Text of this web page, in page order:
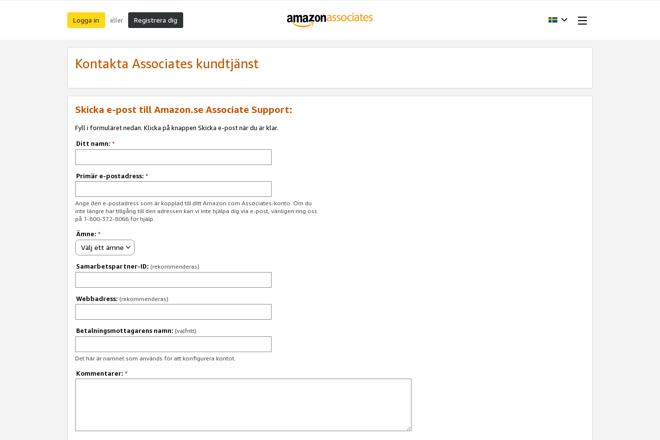
Logga in eller Registrera dig
Kontakta Associates kundtjänst
Skicka e-post till Amazon.se Associate Support:
Fyll i formuläret nedan. Klicka på knappen Skicka e-post när du är klar.
Ditt namn: *
Primär e-postadress: *
Ange den e-postadress som är kopplad till ditt Amazon.com Associates-konto. Om du
inte längre har tillgång till den adressen kan vi inte hjälpa dig via e-post, vänligen ring oss
på 1-800-372-8066 för hjälp.
Ämne: *
Välj ett ämne
Samarbetspartner-ID: (rekommenderas)
Webbadress: (rekommenderas)
Betalningsmottagarens namn: (valfritt)
Det här är namnet som används för att konfigurera kontot.
Kommentarer: *